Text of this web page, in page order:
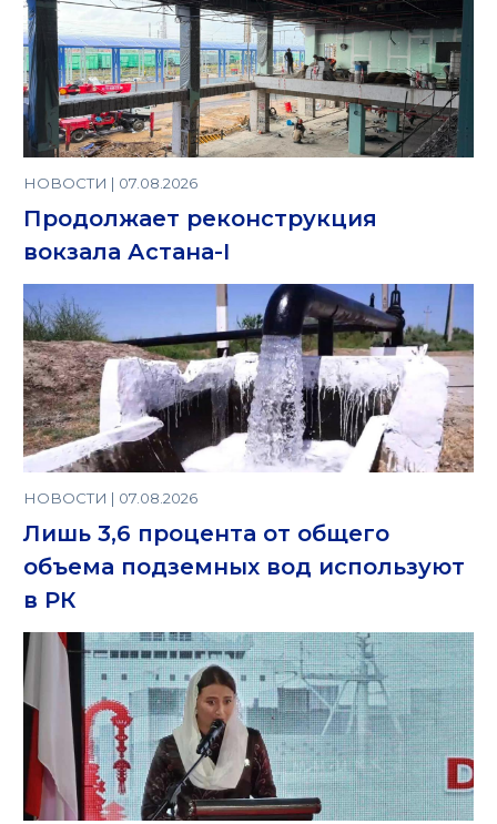
НОВОСТИ | 07.08.2026
Продолжает реконструкция
вокзала Астана-I
НОВОСТИ | 07.08.2026
Лишь 3,6 процента от общего
объема подземных вод используют
в РК